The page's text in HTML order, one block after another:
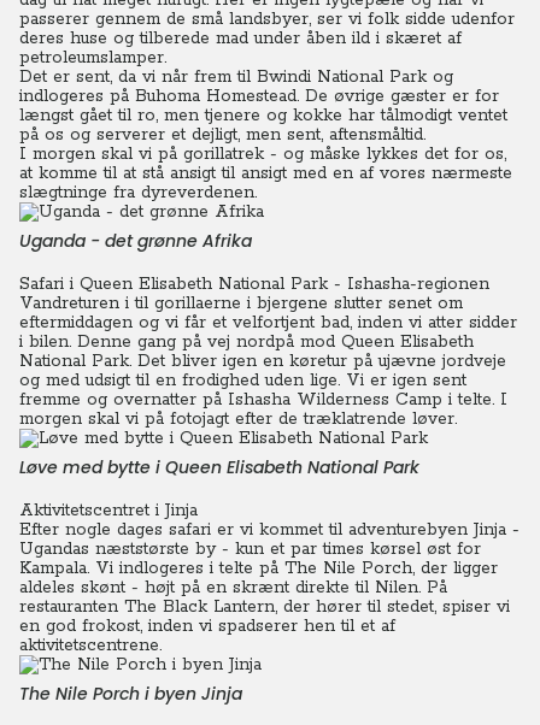
passerer gennem de små landsbyer, ser vi folk sidde udenfor
deres huse og tilberede mad under åben ild i skæret af
petroleumslamper.
Det er sent, da vi når frem til Bwindi National Park og
indlogeres på Buhoma Homestead. De øvrige gæster er for
længst gået til ro, men tjenere og kokke har tålmodigt ventet
på os og serverer et dejligt, men sent, aftensmåltid.
I morgen skal vi på gorillatrek - og måske lykkes det for os,
at komme til at stå ansigt til ansigt med en af vores nærmeste
slægtninge fra dyreverdenen.
Uganda - det grønne Afrika
Safari i Queen Elisabeth National Park - Ishasha-regionen
Vandreturen i til gorillaerne i bjergene slutter senet om
eftermiddagen og vi får et velfortjent bad, inden vi atter sidder
i bilen. Denne gang på vej nordpå mod Queen Elisabeth
National Park. Det bliver igen en køretur på ujævne jordveje
og med udsigt til en frodighed uden lige. Vi er igen sent
fremme og overnatter på Ishasha Wilderness Camp i telte. I
morgen skal vi på fotojagt efter de træklatrende løver.
Løve med bytte i Queen Elisabeth National Park
Aktivitetscentret i Jinja
Efter nogle dages safari er vi kommet til adventurebyen Jinja -
Ugandas næststørste by - kun et par times kørsel øst for
Kampala. Vi indlogeres i telte på The Nile Porch, der ligger
aldeles skønt - højt på en skrænt direkte til Nilen. På
restauranten The Black Lantern, der hører til stedet, spiser vi
en god frokost, inden vi spadserer hen til et af
aktivitetscentrene.
The Nile Porch i byen Jinja